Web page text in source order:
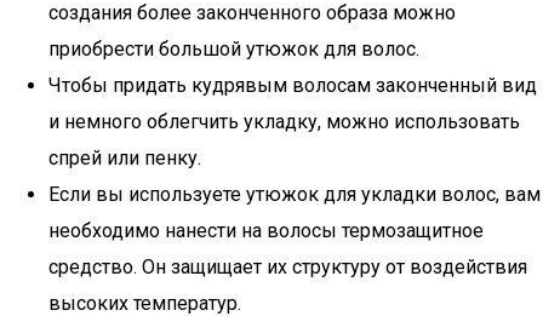
создания более законченного образа можно
приобрести большой утюжок для волос.
Чтобы придать кудрявым волосам законченный вид
и немного облегчить укладку, можно использовать
спрей или пенку.
Если вы используете утюжок для укладки волос, вам
необходимо нанести на волосы термозащитное
средство. Он защищает их структуру от воздействия
высоких температур.